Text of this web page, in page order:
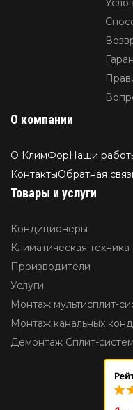
О компании
О КлимФорНаши
КонтактыОбратная
Товары и услуги
Кондиционеры
Климатическая техника
Производители
Услуги
Монтаж мультисплит-
Монтаж канальных
Демонтаж Сплит-систем